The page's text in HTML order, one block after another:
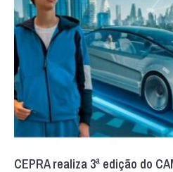
CEPRA realiza 3ª edição do